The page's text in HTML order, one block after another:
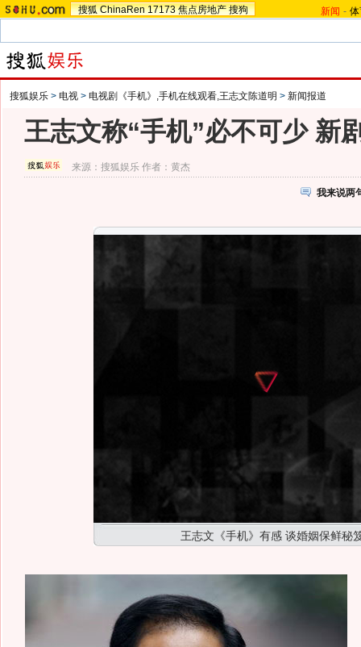
搜狐 ChinaRen 17173 焦点房地产 搜狗 新闻 -
搜狐娱乐 > 电视 > 电视剧《手机》,手机在线观看,王志文陈道明 > 新闻报道
王志文称“手机”必不可少 新
来源：搜狐娱乐 作者：黄杰
我来说两
王志文《手机》有感 谈婚姻保鲜秘